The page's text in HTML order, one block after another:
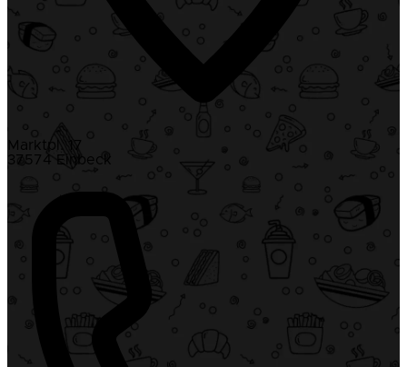
Marktpl. 17
37574 Einbeck